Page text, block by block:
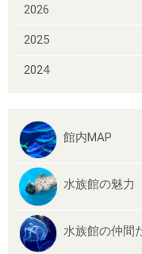
2026
2025
2024
館内MAP
水族館の魅力
水族館の仲間